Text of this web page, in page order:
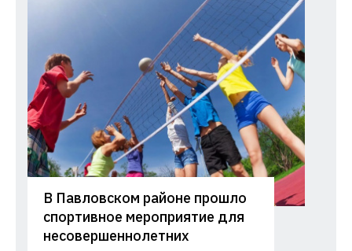
В Павловском районе прошло
спортивное мероприятие для
несовершеннолетних